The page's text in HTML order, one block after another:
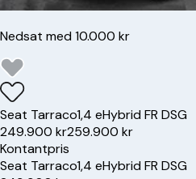
Nedsat med 10.000 kr
Seat Tarraco1,4 eHybrid FR DSG
249.900 kr259.900 kr
Kontantpris
Seat Tarraco1,4 eHybrid FR DSG